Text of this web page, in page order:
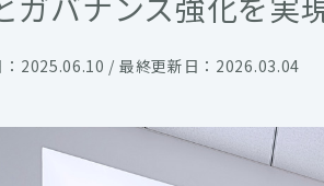
：2025.06.10 / 最終更新日：2026.03.04